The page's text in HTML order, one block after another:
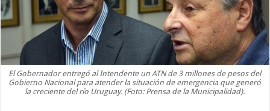
El Gobernador entregó al Intendente un ATN de 3 millones de pesos del
Gobierno Nacional para atender la situación de emergencia que generó
la creciente del río Uruguay. (Foto: Prensa de la Municipalidad).